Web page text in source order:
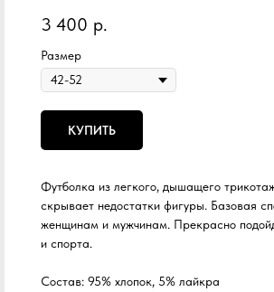
3 400 р.
Размер
КУПИТЬ
Футболка из легкого, дышащего
скрывает недостатки фигуры. Базовая
женщинам и мужчинам. Прекрасно
и спорта.
Состав: 95% хлопок, 5% лайкра